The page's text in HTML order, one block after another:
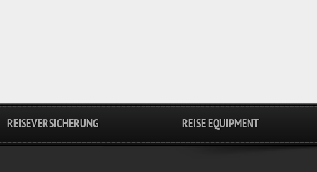
REISEVERSICHERUNG REISE EQUIPMENT